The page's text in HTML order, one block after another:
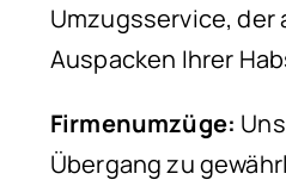
Umzugsservice, der
Auspacken Ihrer
Firmenumzüge:
Übergang zu